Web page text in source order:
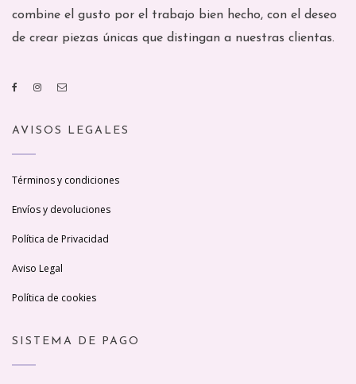
combine el gusto por el trabajo bien hecho, con el deseo
de crear piezas únicas que distingan a nuestras clientas.
AVISOS LEGALES
Términos y condiciones
Envíos y devoluciones
Política de Privacidad
Aviso Legal
Política de cookies
SISTEMA DE PAGO